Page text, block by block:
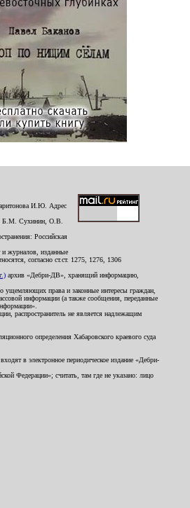
И.Ю. Адрес
Б.М. Сухинин, О.В.
Российская
и журналов, изданные
согласно ст.ст. 1275, 1276, 1306
архив «Дебри-ДВ», хранящий информацию,
ущемляющих права и законные интересы граждан,
информации (а также сообщения, переданные
распространитель не является надлежащим
определения Хабаровского краевого суда
в электронное периодическое издание «Дебри-
Федерации»; считать, там где не указано: лицо